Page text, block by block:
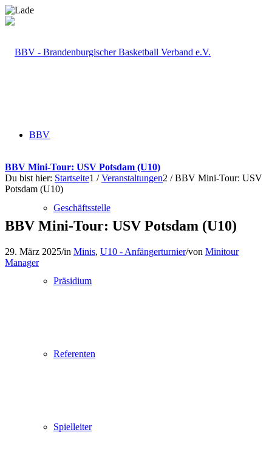
BBV
Geschäftsstelle
Präsidium
Referenten
Spielleiter
BBV Mini-Tour: USV Potsdam (U10)
Du bist hier: Startseite1 / Veranstaltungen2 / BBV Mini-Tour: USV
Potsdam (U10)
BBV Mini-Tour: USV Potsdam (U10)
29. März 2025/in Minis, U10 - Anfängerturnier/von Minitour
Manager